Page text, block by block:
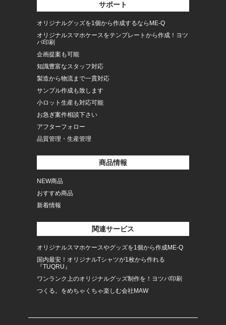
サポート
オリジナルグッズを1個から作成するならME-Q
オリジナルスマホケースをテンプレートから作成！ヨツ
バ印刷
企画提案も可能
知識豊富なスタッフ対応
製造から物流まで一貫対応
サンプル作成も致します
小ロット生産も対応可能
お急ぎ案件相談下さい
アフターフォロー
品質管理・生産管理
商品情報
NEW商品
おすすめ商品
新着情報
関連サービス
オリジナルスマホケースやグッズを1個から作成ME-Q
国内最安！オリジナルTシャツが1枚から作れる
『TUQRU』
ワンランク上のオリジナルグッズ制作を！ヨツバ印刷
つくる。をめちゃくちゃ楽しむ会社MAW